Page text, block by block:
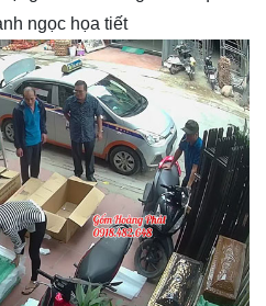
ngọc họa tiết